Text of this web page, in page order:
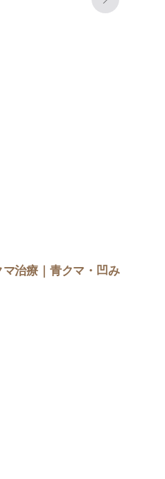
治療｜青クマ・凹み